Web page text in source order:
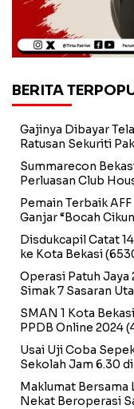
BERITA
Gajinya Dibayar
Ratusan Sekuriti
Summarecon
Perluasan Club
Pemain Terbaik
Ganjar “Bocah
Disdukcapil Catat
ke Kota Bekasi
Operasi Patuh Jaya
Simak 7 Sasaran
SMAN 1 Kota
PPDB Online 2024
Usai Uji Coba
Sekolah Jam 6.30
Maklumat Bersama
Nekat Beroperasi